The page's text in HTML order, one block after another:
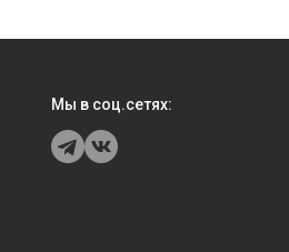
Мы в соц.сетях: